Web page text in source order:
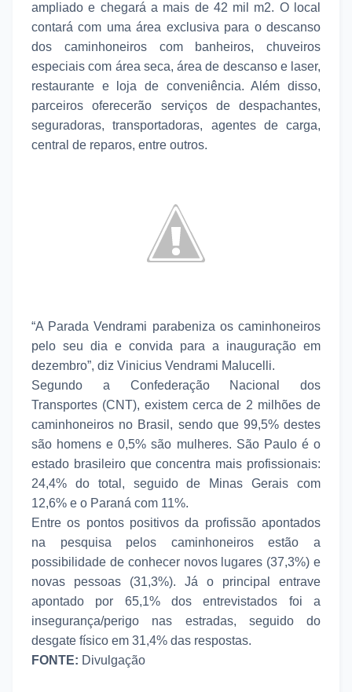
ampliado e chegará a mais de 42 mil m2. O local
contará com uma área exclusiva para o descanso
dos caminhoneiros com banheiros, chuveiros
especiais com área seca, área de descanso e laser,
restaurante e loja de conveniência. Além disso,
parceiros oferecerão serviços de despachantes,
seguradoras, transportadoras, agentes de carga,
central de reparos, entre outros.
“A Parada Vendrami parabeniza os caminhoneiros
pelo seu dia e convida para a inauguração em
dezembro”, diz Vinicius Vendrami Malucelli.
Segundo a Confederação Nacional dos
Transportes (CNT), existem cerca de 2 milhões de
caminhoneiros no Brasil, sendo que 99,5% destes
são homens e 0,5% são mulheres. São Paulo é o
estado brasileiro que concentra mais profissionais:
24,4% do total, seguido de Minas Gerais com
12,6% e o Paraná com 11%.
Entre os pontos positivos da profissão apontados
na pesquisa pelos caminhoneiros estão a
possibilidade de conhecer novos lugares (37,3%) e
novas pessoas (31,3%). Já o principal entrave
apontado por 65,1% dos entrevistados foi a
insegurança/perigo nas estradas, seguido do
desgate físico em 31,4% das respostas.
FONTE: Divulgação